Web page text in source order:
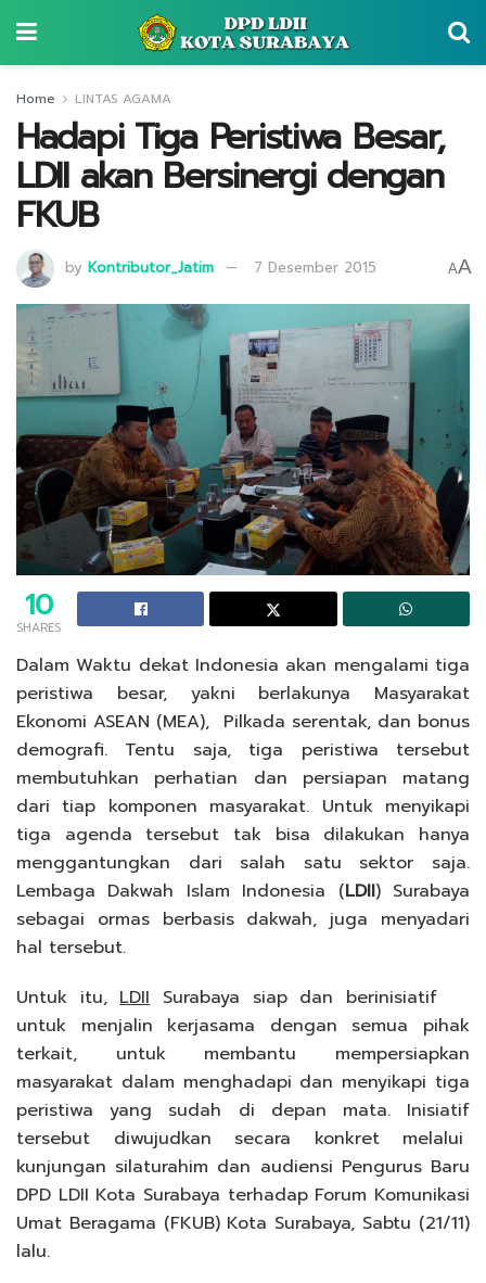
Home LINTAS AGAMA
Hadapi Tiga Peristiwa Besar,
LDII akan Bersinergi dengan
FKUB
by Kontributor_Jatim 7 Desember 2015 AA
10
SHARES
Dalam Waktu dekat Indonesia akan mengalami tiga
peristiwa besar, yakni berlakunya Masyarakat
Ekonomi ASEAN (MEA), Pilkada serentak, dan bonus
demografi. Tentu saja, tiga peristiwa tersebut
membutuhkan perhatian dan persiapan matang
dari tiap komponen masyarakat. Untuk menyikapi
tiga agenda tersebut tak bisa dilakukan hanya
menggantungkan dari salah satu sektor saja.
Lembaga Dakwah Islam Indonesia (LDII) Surabaya
sebagai ormas berbasis dakwah, juga menyadari
hal tersebut.
Untuk itu,LDIISurabaya siap dan berinisiatif
untuk menjalin kerjasama dengan semua pihak
terkait, untuk membantu mempersiapkan
masyarakat dalam menghadapi dan menyikapi tiga
peristiwa yang sudah di depan mata. Inisiatif
tersebut diwujudkan secara konkret melalui
kunjungan silaturahim dan audiensi Pengurus Baru
DPD LDII Kota Surabaya terhadap Forum Komunikasi
Umat Beragama (FKUB) Kota Surabaya, Sabtu (21/11)
lalu.